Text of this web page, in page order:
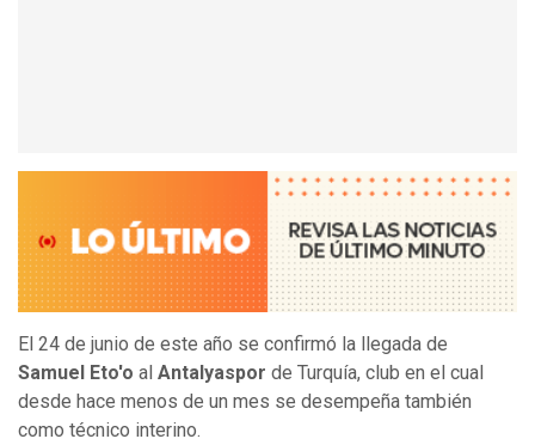
El 24 de junio de este año se confirmó la llegada de
Samuel Eto'o al Antalyaspor de Turquía, club en el cual
desde hace menos de un mes se desempeña también
como técnico interino.